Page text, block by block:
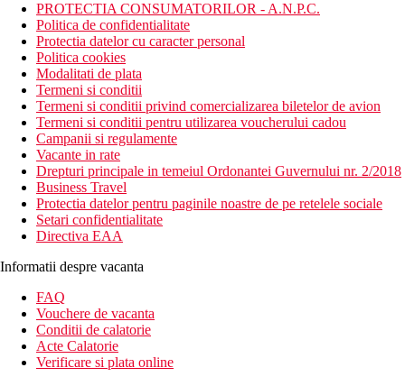
PROTECTIA CONSUMATORILOR - A.N.P.C.
Politica de confidentialitate
Protectia datelor cu caracter personal
Politica cookies
Modalitati de plata
Termeni si conditii
Termeni si conditii privind comercializarea biletelor de avion
Termeni si conditii pentru utilizarea voucherului cadou
Campanii si regulamente
Vacante in rate
Drepturi principale in temeiul Ordonantei Guvernului nr. 2/2018
Business Travel
Protectia datelor pentru paginile noastre de pe retelele sociale
Setari confidentialitate
Directiva EAA
Informatii despre vacanta
FAQ
Vouchere de vacanta
Conditii de calatorie
Acte Calatorie
Verificare si plata online